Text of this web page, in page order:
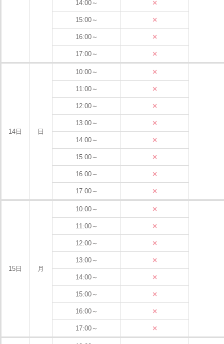
14:00～ ×
15:00～ ×
16:00～ ×
17:00～ ×
14日 日
10:00～ ×
11:00～ ×
12:00～ ×
13:00～ ×
14:00～ ×
15:00～ ×
16:00～ ×
17:00～ ×
15日 月
10:00～ ×
11:00～ ×
12:00～ ×
13:00～ ×
14:00～ ×
15:00～ ×
16:00～ ×
17:00～ ×